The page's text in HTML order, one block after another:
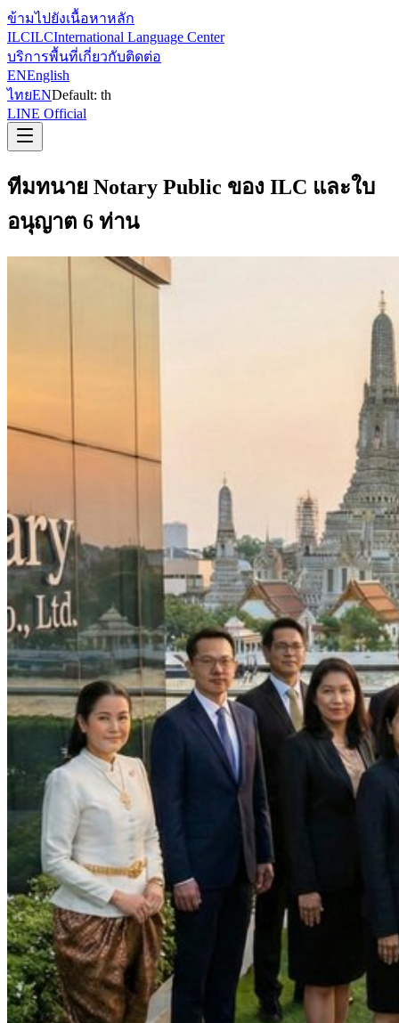
ข้ามไปยังเนื้อหาหลัก
ILCILCInternational Language Center
บริการพื้นที่เกี่ยวกับติดต่อ
ENEnglish
ไทยENDefault: th
LINE Official
ทีมทนาย Notary Public ของ ILC และใบ
อนุญาต 6 ท่าน